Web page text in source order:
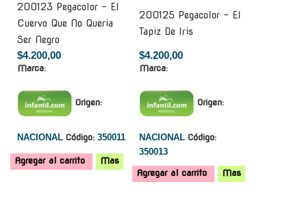
200123 Pegacolor - El
Cuervo Que No Queria
Ser Negro
$4.200,00
Marca:
Origen:
NACIONAL Código: 350011
Agregar al carrito Mas
200125 Pegacolor - El
Tapiz De Iris
$4.200,00
Marca:
Origen:
NACIONAL Código:
350013
Agregar al carrito Mas